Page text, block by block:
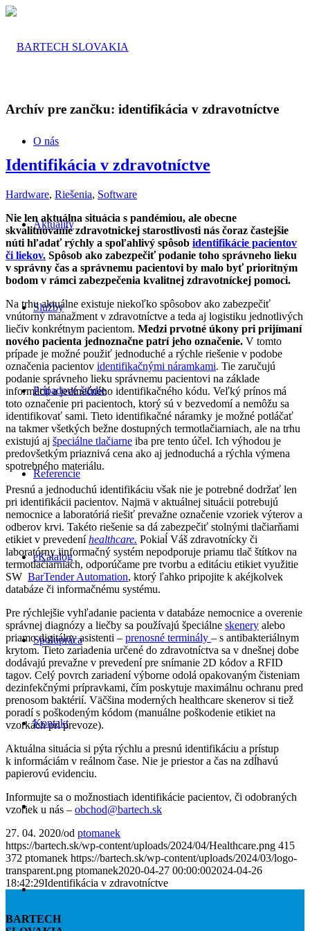
O nás
Aktuality
Služby
Prípadové štúdie
Referencie
eKatalog
Spolupráca
Kontakt
Archív pre zančku: identifikácia v zdravotníctve
Identifikácia v zdravotníctve
Hardware, Riešenia, Software
Nie len aktuálna situácia s pandémiou, ale obecne
skvalitnovanie zdravotnickej starostlivosti nás čoraz častejšie
núti hľadať rýchly a spoľahlivý spôsob identifikácie pacientov
či liekov. Spôsob ako zabezpečiť podanie toho správneho lieku
v správny čas a správnemu pacientovi by malo byť prioritným
bodom v rámci zabezpečenia kvalitnej zdravotníckej pomoci.
Na trhu aktuálne existuje niekoľko spôsobov ako zabezpečiť
vnútorný manažment v zdravotníctve a teda aj logistiku jednotlivých
liečiv konkrétnym pacientom. Medzi prvotné úkony pri prijímaní
nového pacienta jednoznačne patrí jeho označenie. V tomto
prípade je možné použiť jednoduché a rýchle riešenie v podobe
označenia pacientov identifikačnými náramkami. Tie zaručujú
podanie správneho lieku správnemu pacientovi na základe
informácií a jedinečného identifikačného kódu. Veľký prínos má
toto označenie pri pacientoch, ktorý sú v bezvedomí a nemôžu sa
identifikovať sami. Tieto identifikačné náramky je možné potláčať
na takmer všetkých bežne dostupných termotlačiarniach, ale na trhu
existujú aj špeciálne tlačiarne iba pre tento účel. Ich výhodou je
predovšetkým priaznivá cena ako aj jednoduchá a rýchla výmena
spotrebného materiálu.
Presnú a jednoduchú identifikáciu však nie je potrebné dodržať len
pri identifikácii pacientov. Najmä v aktuálnej situácii potrebujú
nemocnice a laboratóriá riešiť prevažne označenie vzoriek výterov a
odberov krvi. Takéto riešenie sa dá zabezpečiť stolnými tlačiarňami
etikiet v prevedeníhealthcare. Pokiaĺ Váš zdravotnícky či
laboratórny iinformačný systém nepodporuje priamu tlač štítkov na
termotlačiarniach, odporúčame pre tvorbu a editáciu etikiet využitie
SW BarTender Automation, ktorý ľahko pripojite k akéjkolvek
databáze či informačnému systému.
Pre rýchlejšie vyhľadanie pacienta v databáze nemocnice a overenie
správnej diagnózy a liečby sa používajú špeciálne skenery alebo
priamo digitálny asistenti – prenosné terminály – s antibakteriálnym
krytom. Tieto zariadenia určené do zdravotníctva sa v dnešnej dobe
dodávajú prevažne v prevedení pre snímanie 2D kódov a RFID
tagov. Celý povrch zariadení výborne odolá opakovaným čisteniam
dezinfekčnými prípravkami, čím poskytuje maximálnu ochranu pred
prenosom baktérií. Väčšina moderných healthcare skenerov si tiež
poradí s poškodeným kódom (manuálne poškodenie etikiet na
vzorkách pri prevoze).
Aktuálna situácia si pýta rýchlu a presnú identifikáciu a prístup
k informáciám v reálnom čase. Nie je priestor a čas na zdĺhavú
papierovú evidenciu.
Informujte sa o možnostiach identifikácie pacientov, či odobraných
vzoriek u nás – obchod@bartech.sk
27. 04. 2020/od ptomanek
https://bartech.sk/wp-content/uploads/2024/04/Healthcare.png 415
372 ptomanek https://bartech.sk/wp-content/uploads/2024/03/logo-
transparent.png ptomanek2020-04-27 00:00:002024-04-26
18:42:29Identifikácia v zdravotníctve
BARTECH